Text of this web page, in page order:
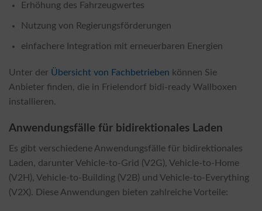
Erhöhung des Fahrzeugwertes
Nutzung von Regierungsförderungen
einfachere Integration mit erneuerbaren Energien
Unter der Übersicht von Fachbetrieben können Sie
Anbieter finden, die in Frielendorf bidi-ready Wallboxen
installieren.
Anwendungsfälle für bidirektionales Laden
Es gibt verschiedene Anwendungsfälle für bidirektionales
Laden, darunter Vehicle-to-Grid (V2G), Vehicle-to-Home
(V2H), Vehicle-to-Building (V2B) und Vehicle-to-Everything
(V2X). Diese Anwendungen bieten zahlreiche Vorteile: